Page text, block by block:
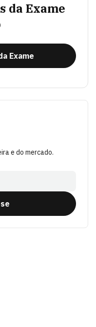
da Exame
Exame
e do mercado.